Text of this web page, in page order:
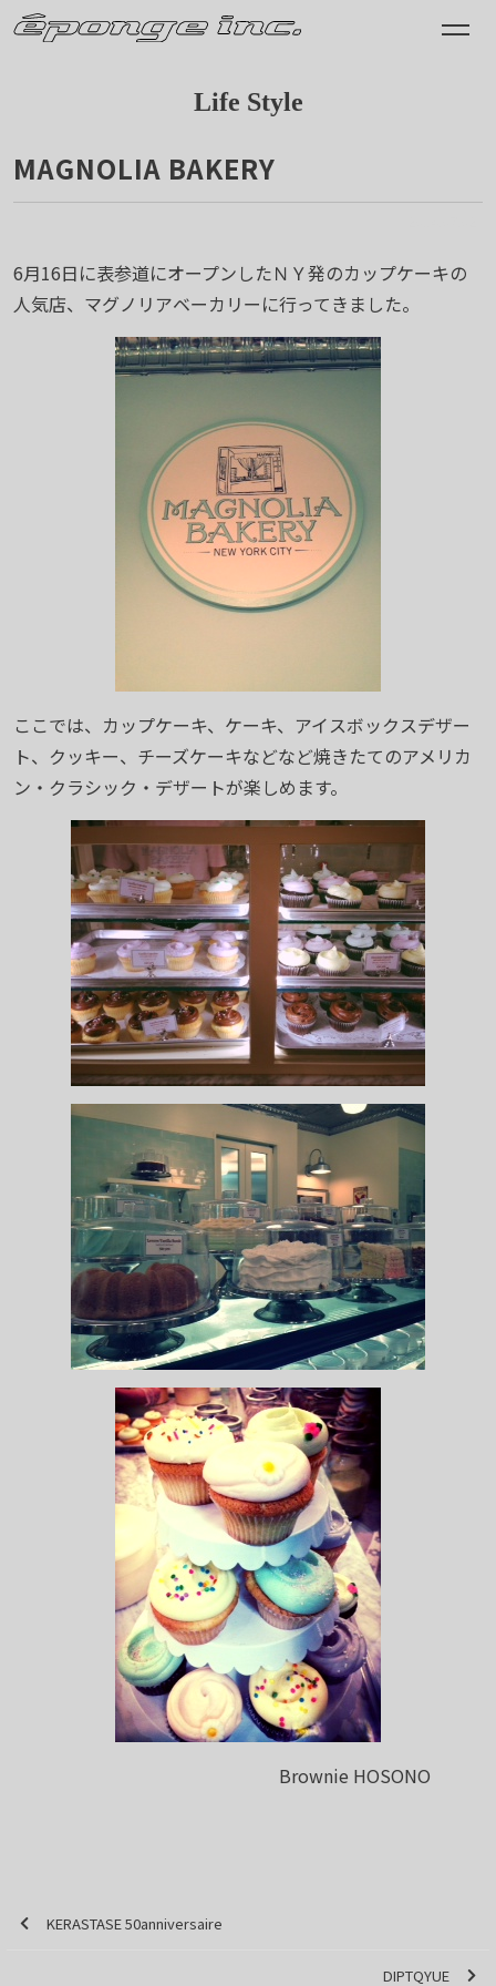
Life Style
MAGNOLIA BAKERY
6月16日に表参道にオープンしたＮＹ発のカップケーキの
人気店、マグノリアベーカリーに行ってきました。
ここでは、カップケーキ、ケーキ、アイスボックスデザー
ト、クッキー、チーズケーキなどなど焼きたてのアメリカ
ン・クラシック・デザートが楽しめます。
Brownie HOSONO
KERASTASE 50anniversaire
DIPTQYUE